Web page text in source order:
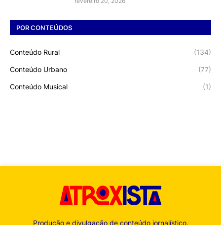
POR CONTEÚDOS
Conteúdo Rural (134)
Conteúdo Urbano (77)
Conteúdo Musical (1)
Produção e divulgação de conteúdo jornalístico.